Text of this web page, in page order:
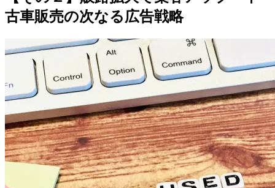
古車販売の次なる広告戦略